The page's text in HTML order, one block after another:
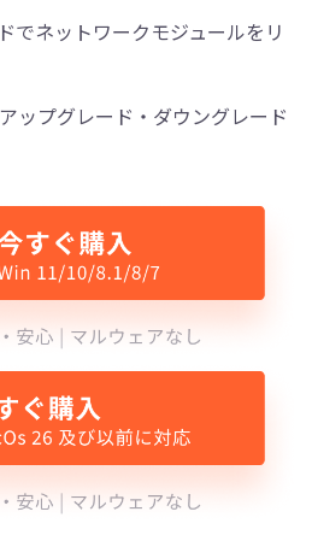
でネットワークモジュールをリ
ップグレード・ダウングレード